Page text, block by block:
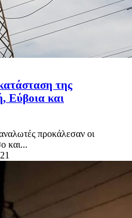
της
Εύβοια και
προκάλεσαν οι
και...